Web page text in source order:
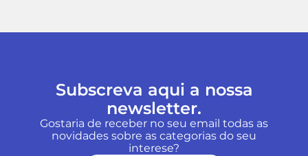
Subscreva aqui a nossa
newsletter.
Gostaria de receber no seu email todas as
novidades sobre as categorias do seu
interese?